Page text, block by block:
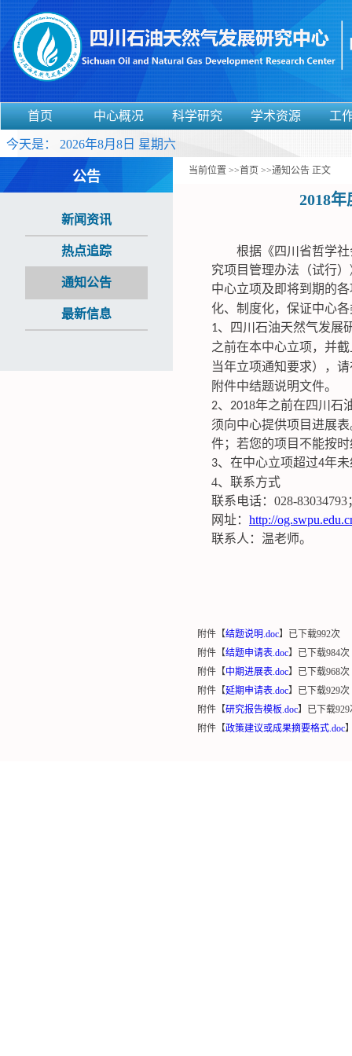
首页 中心概况 科学研究 学术资源 工
今天是： 2026年8月8日 星期六
公告
新闻资讯
热点追踪
通知公告
最新信息
当前位置 >>首页 >>通知公告 正文
2018
根据《四川省哲学
究项目管理办法（试行
中心立项及即将到期的
化、制度化，保证中心
1、四川石油天然气发展
之前在本中心立项，并截
当年立项通知要求），请
附件中结题说明文件。
2、 2018年之前在四川石
须向中心提供项目进展
件；若您的项目不能按
3、在中心立项超过4年
4、联系方式
联系电话： 028-83034793
网址： http://
联系人：温老师。
附件【结题说明.doc】已下载992次
附件【结题申请表.doc】已下载984次
附件【中期进展表.doc】已下载968次
附件【延期申请表.doc】已下载929次
附件【研究报告模板.doc】已下载929
附件【政策建议或成果摘要格式.doc